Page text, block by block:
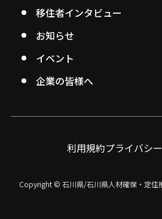
移住者インタビュー
お知らせ
イベント
企業の皆様へ
利用規約プライバシ
Copyright © 石川県/石川県人材確保・定住